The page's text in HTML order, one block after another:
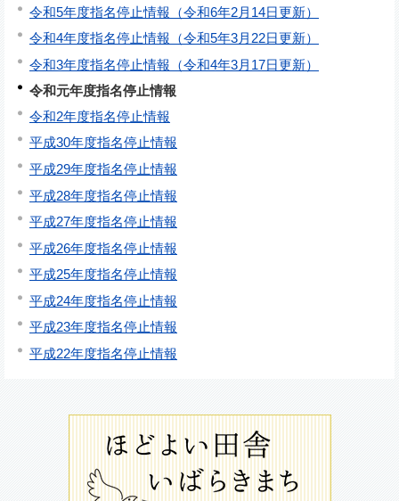
令和5年度指名停止情報（令和6年2月14日更新）
令和4年度指名停止情報（令和5年3月22日更新）
令和3年度指名停止情報（令和4年3月17日更新）
令和元年度指名停止情報
令和2年度指名停止情報
平成30年度指名停止情報
平成29年度指名停止情報
平成28年度指名停止情報
平成27年度指名停止情報
平成26年度指名停止情報
平成25年度指名停止情報
平成24年度指名停止情報
平成23年度指名停止情報
平成22年度指名停止情報